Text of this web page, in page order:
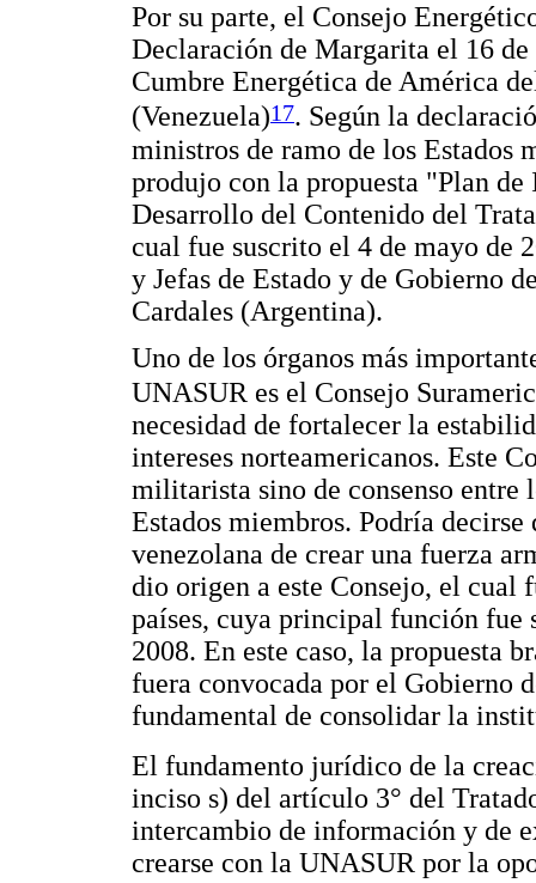
Por su parte, el Consejo
Declaración de Margarita el 16
Cumbre Energética de América
(Venezuela)17. Según la
ministros de ramo de los Estados
produjo con la propuesta "Plan
Desarrollo del Contenido del
cual fue suscrito el 4 de mayo de
y Jefas de Estado y de Gobierno
Cardales (Argentina).
Uno de los órganos más
UNASUR es el Consejo
necesidad de fortalecer la
intereses norteamericanos. Este
militarista sino de consenso entre
Estados miembros. Podría
venezolana de crear una fuerza
dio origen a este Consejo, el cual
países, cuya principal función fue
2008. En este caso, la propuesta
fuera convocada por el Gobierno
fundamental de consolidar la
El fundamento jurídico de la
inciso s) del artículo 3° del
intercambio de información y de
crearse con la UNASUR por la